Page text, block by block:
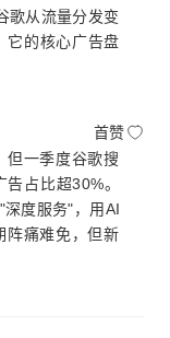
歌从流量分发变
它的核心广告盘
首赞
但一季度谷歌搜
占比超30%。
度服务"，用AI
阵痛难免，但新